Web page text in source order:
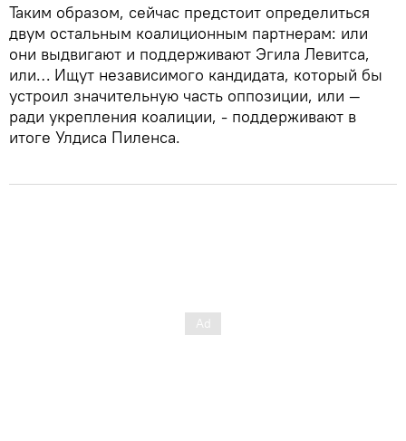
Таким образом, сейчас предстоит определиться
двум остальным коалиционным партнерам: или
они выдвигают и поддерживают Эгила Левитса,
или… Ищут независимого кандидата, который бы
устроил значительную часть оппозиции, или —
ради укрепления коалиции, - поддерживают в
итоге Улдиса Пиленса.